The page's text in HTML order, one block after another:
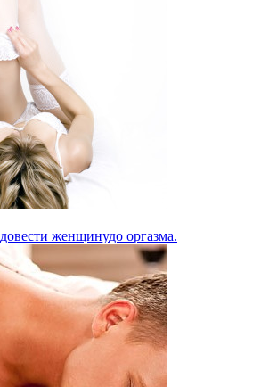
довести женщинудо оргазма.